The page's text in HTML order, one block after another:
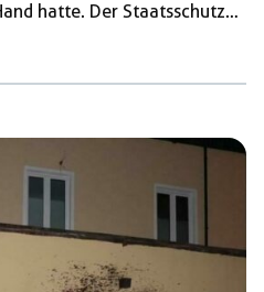
hatte. Der Staatsschutz
Dabei handelt es
kämpferische Parole
die von vielen